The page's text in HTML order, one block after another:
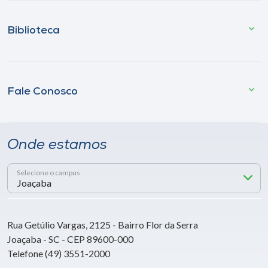
Biblioteca
Fale Conosco
Onde estamos
Selecione o campus
Rua Getúlio Vargas, 2125 - Bairro Flor da Serra
Joaçaba - SC - CEP 89600-000
Telefone (49) 3551-2000